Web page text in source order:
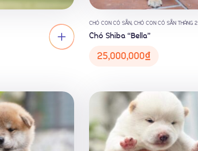
CHÓ CON CÓ SẴN, CHÓ CON CÓ SẴN THÁNG 2
Chó Shiba “Bella”
25,000,000₫